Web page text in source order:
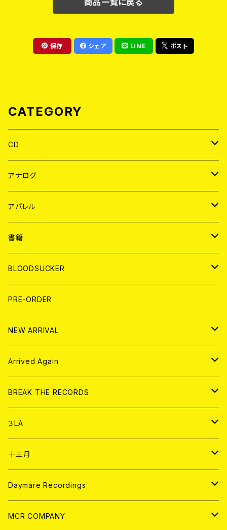
商品一覧に戻る
保存 シェア LINE ポスト
CATEGORY
CD
JAPAN
WORLD
アナログ
JAPAN
７EP
LP
WORLD
7EP
LP
アパレル
JAPAN
T-shirt
HOOD
WORLD
T-shirt
HOOD
書籍
MAGAZINE
BOLLOCKS
EL ZINE
写真集 (PHOTOBOOK)
BLOODSUCKER
CD
アナログ
アパレル
書籍
DIGITAL CONTENTS
PRE-ORDER
NEW ARRIVAL
CD
アナログ
Arrived Again
CD
アナログ
BREAK THE RECORDS
CD
ANALOG
アパレル
３LA
CD
ANALOG
十三月
CD
ANALOG
Daymare Recordings
CD
MCR COMPANY